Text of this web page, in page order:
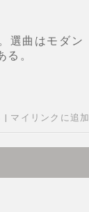
選曲はモダン
。
| マイリンクに追加